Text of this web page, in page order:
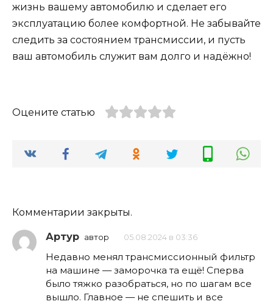
жизнь вашему автомобилю и сделает его
эксплуатацию более комфортной. Не забывайте
следить за состоянием трансмиссии, и пусть
ваш автомобиль служит вам долго и надёжно!
Оцените статью
Комментарии закрыты.
Артур автор 05.08.2024 в 03:36
Недавно менял трансмиссионный фильтр
на машине — заморочка та ещё! Сперва
было тяжко разобраться, но по шагам все
вышло. Главное — не спешить и все